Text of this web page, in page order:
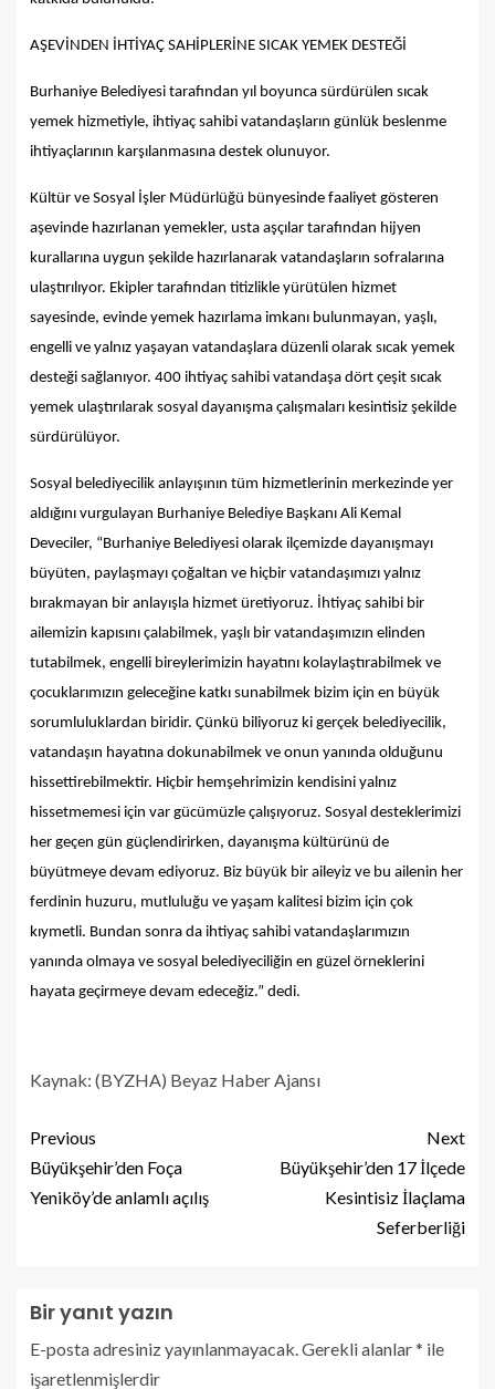
AŞEVİNDEN İHTİYAÇ SAHİPLERİNE SICAK YEMEK DESTEĞİ
Burhaniye Belediyesi tarafından yıl boyunca sürdürülen sıcak
yemek hizmetiyle, ihtiyaç sahibi vatandaşların günlük beslenme
ihtiyaçlarının karşılanmasına destek olunuyor.
Kültür ve Sosyal İşler Müdürlüğü bünyesinde faaliyet gösteren
aşevinde hazırlanan yemekler, usta aşçılar tarafından hijyen
kurallarına uygun şekilde hazırlanarak vatandaşların sofralarına
ulaştırılıyor. Ekipler tarafından titizlikle yürütülen hizmet
sayesinde, evinde yemek hazırlama imkanı bulunmayan, yaşlı,
engelli ve yalnız yaşayan vatandaşlara düzenli olarak sıcak yemek
desteği sağlanıyor. 400 ihtiyaç sahibi vatandaşa dört çeşit sıcak
yemek ulaştırılarak sosyal dayanışma çalışmaları kesintisiz şekilde
sürdürülüyor.
Sosyal belediyecilik anlayışının tüm hizmetlerinin merkezinde yer
aldığını vurgulayan Burhaniye Belediye Başkanı Ali Kemal
Deveciler, “Burhaniye Belediyesi olarak ilçemizde dayanışmayı
büyüten, paylaşmayı çoğaltan ve hiçbir vatandaşımızı yalnız
bırakmayan bir anlayışla hizmet üretiyoruz. İhtiyaç sahibi bir
ailemizin kapısını çalabilmek, yaşlı bir vatandaşımızın elinden
tutabilmek, engelli bireylerimizin hayatını kolaylaştırabilmek ve
çocuklarımızın geleceğine katkı sunabilmek bizim için en büyük
sorumluluklardan biridir. Çünkü biliyoruz ki gerçek belediyecilik,
vatandaşın hayatına dokunabilmek ve onun yanında olduğunu
hissettirebilmektir. Hiçbir hemşehrimizin kendisini yalnız
hissetmemesi için var gücümüzle çalışıyoruz. Sosyal desteklerimizi
her geçen gün güçlendirirken, dayanışma kültürünü de
büyütmeye devam ediyoruz. Biz büyük bir aileyiz ve bu ailenin her
ferdinin huzuru, mutluluğu ve yaşam kalitesi bizim için çok
kıymetli. Bundan sonra da ihtiyaç sahibi vatandaşlarımızın
yanında olmaya ve sosyal belediyeciliğin en güzel örneklerini
hayata geçirmeye devam edeceğiz.” dedi.
Kaynak: (BYZHA) Beyaz Haber Ajansı
Previous
Büyükşehir’den Foça
Yeniköy’de anlamlı açılış
Next
Büyükşehir’den 17 İlçede
Kesintisiz İlaçlama
Seferberliği
Bir yanıt yazın
E-posta adresiniz yayınlanmayacak. Gerekli alanlar* ile
işaretlenmişlerdir